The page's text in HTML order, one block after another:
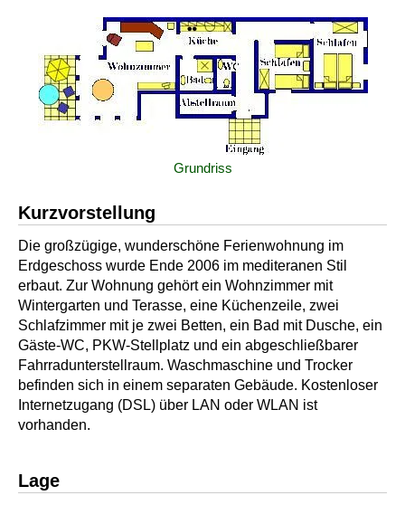
Grundriss
Kurzvorstellung
Die großzügige, wunderschöne Ferienwohnung im
Erdgeschoss wurde Ende 2006 im mediteranen Stil
erbaut. Zur Wohnung gehört ein Wohnzimmer mit
Wintergarten und Terasse, eine Küchenzeile, zwei
Schlafzimmer mit je zwei Betten, ein Bad mit Dusche, ein
Gäste-WC, PKW-Stellplatz und ein abgeschließbarer
Fahrradunterstellraum. Waschmaschine und Trocker
befinden sich in einem separaten Gebäude. Kostenloser
Internetzugang (DSL) über LAN oder WLAN ist
vorhanden.
Lage